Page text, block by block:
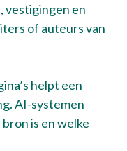
vestigingen en
of auteurs van
helpt een
AI-systemen
is en welke